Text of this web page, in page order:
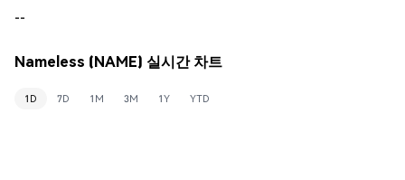
--
Nameless (NAME) 실시간 차트
1D 7D 1M 3M 1Y YTD